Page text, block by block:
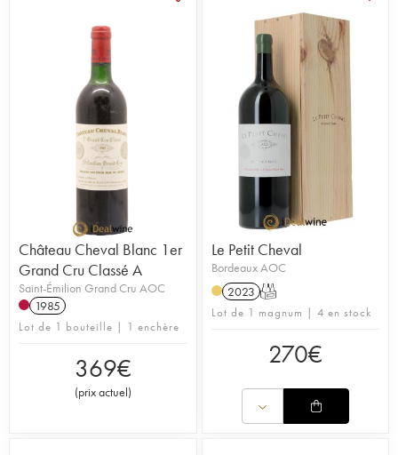
Château Cheval Blanc 1er
Grand Cru Classé A
Saint-Émilion Grand Cru AOC
1985
Lot de 1 bouteille | 1 enchère
369€
(prix actuel)
Le Petit Cheval
Bordeaux AOC
2023 T
Lot de 1 magnum | 4 en stock
270€